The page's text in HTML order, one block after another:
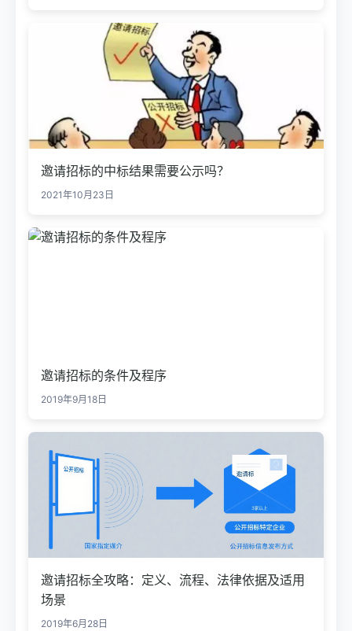
邀请招标的中标结果需要公示吗？
2021年10月23日
邀请招标的条件及程序
2019年9月18日
邀请招标全攻略：定义、流程、法律依据及适用
场景
2019年6月28日